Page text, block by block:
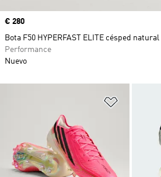
Precio
€ 280
Bota F50 HYPERFAST ELITE césped natural
Performance
Nuevo